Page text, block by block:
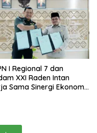
I Regional 7 dan
XXI Raden Intan
Sama Sinergi Ekonomi